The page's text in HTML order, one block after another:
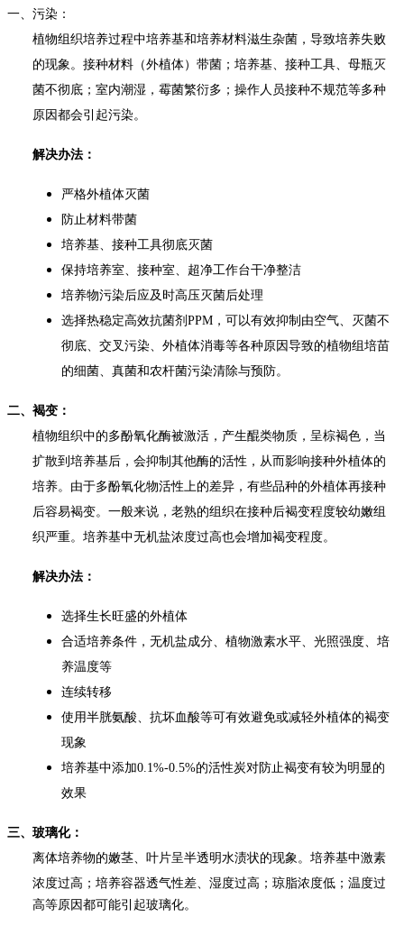
一、污染：
植物组织培养过程中培养基和培养材料滋生杂菌，导致培养失败
的现象。接种材料（外植体）带菌；培养基、接种工具、母瓶灭
菌不彻底；室内潮湿，霉菌繁衍多；操作人员接种不规范等多种
原因都会引起污染。
解决办法：
严格外植体灭菌
防止材料带菌
培养基、接种工具彻底灭菌
保持培养室、接种室、超净工作台干净整洁
培养物污染后应及时高压灭菌后处理
选择热稳定高效抗菌剂 PPM ，可以有效抑制由空气、灭菌不
彻底、交叉污染、外植体消毒等各种原因导致的植物组培苗
的细菌、真菌和农杆菌污染清除与预防。
二、褐变：
植物组织中的多酚氧化酶被激活，产生醌类物质，呈棕褐色，当
扩散到培养基后，会抑制其他酶的活性，从而影响接种外植体的
培养。由于多酚氧化物活性上的差异，有些品种的外植体再接种
后容易褐变。一般来说，老熟的组织在接种后褐变程度较幼嫩组
织严重。培养基中无机盐浓度过高也会增加褐变程度。
解决办法：
选择生长旺盛的外植体
合适培养条件，无机盐成分、植物激素水平、光照强度、培
养温度等
连续转移
使用半胱氨酸、抗坏血酸等可有效避免或减轻外植体的褐变
现象
培养基中添加0.1%-0.5%的活性炭对防止褐变有较为明显的
效果
三、玻璃化：
离体培养物的嫩茎、叶片呈半透明水渍状的现象。培养基中激素
浓度过高； 培养容器透气性差、湿度过高；琼脂浓度低；温度过
高等原因都可能引起玻璃化。